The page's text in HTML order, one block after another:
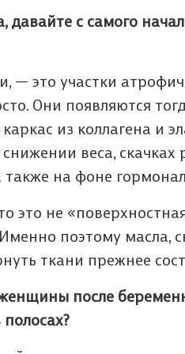
с самого
— это участки
Они появляются
из коллагена и
веса,
на фоне
это не
поэтому масла,
ткани прежнее
после
Мы